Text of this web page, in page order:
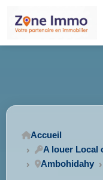
Accueil
A louer Local
Ambohidahy